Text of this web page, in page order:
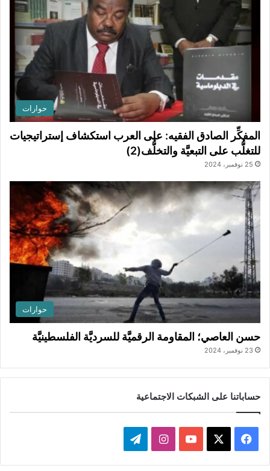
حوارات
المفكِّر الصادق الفقيه: على العرب استكشاف إستراتيجيات
للتغلُّب على التبعيَّة والتخلُّف(2)
25 نوفمبر، 2024
حوارات
حسن العاصي؛ المقاومة الرقميَّة للسرديَّة الفلسطينيَّة
23 نوفمبر، 2024
حساباتنا على الشبكات الاجتماعية
ي
X
Y
ن
ي